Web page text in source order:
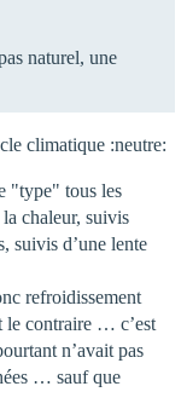
naturel, une
climatique :neutre:
"type" tous les
chaleur, suivis
suivis d’une lente
refroidissement
le contraire … c’est
n’avait pas
… sauf que